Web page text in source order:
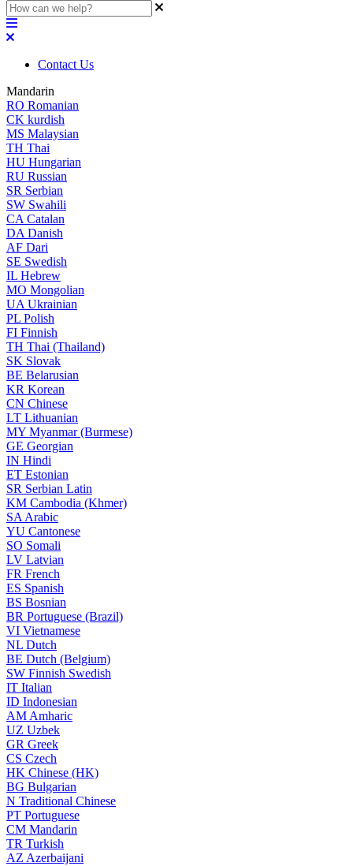
Contact Us
Mandarin
RO Romanian
CK kurdish
MS Malaysian
TH Thai
HU Hungarian
RU Russian
SR Serbian
SW Swahili
CA Catalan
DA Danish
AF Dari
SE Swedish
IL Hebrew
MO Mongolian
UA Ukrainian
PL Polish
FI Finnish
TH Thai (Thailand)
SK Slovak
BE Belarusian
KR Korean
CN Chinese
LT Lithuanian
MY Myanmar (Burmese)
GE Georgian
IN Hindi
ET Estonian
SR Serbian Latin
KM Cambodia (Khmer)
SA Arabic
YU Cantonese
SO Somali
LV Latvian
FR French
ES Spanish
BS Bosnian
BR Portuguese (Brazil)
VI Vietnamese
NL Dutch
BE Dutch (Belgium)
SW Finnish Swedish
IT Italian
ID Indonesian
AM Amharic
UZ Uzbek
GR Greek
CS Czech
HK Chinese (HK)
BG Bulgarian
N Traditional Chinese
PT Portuguese
CM Mandarin
TR Turkish
AZ Azerbaijani